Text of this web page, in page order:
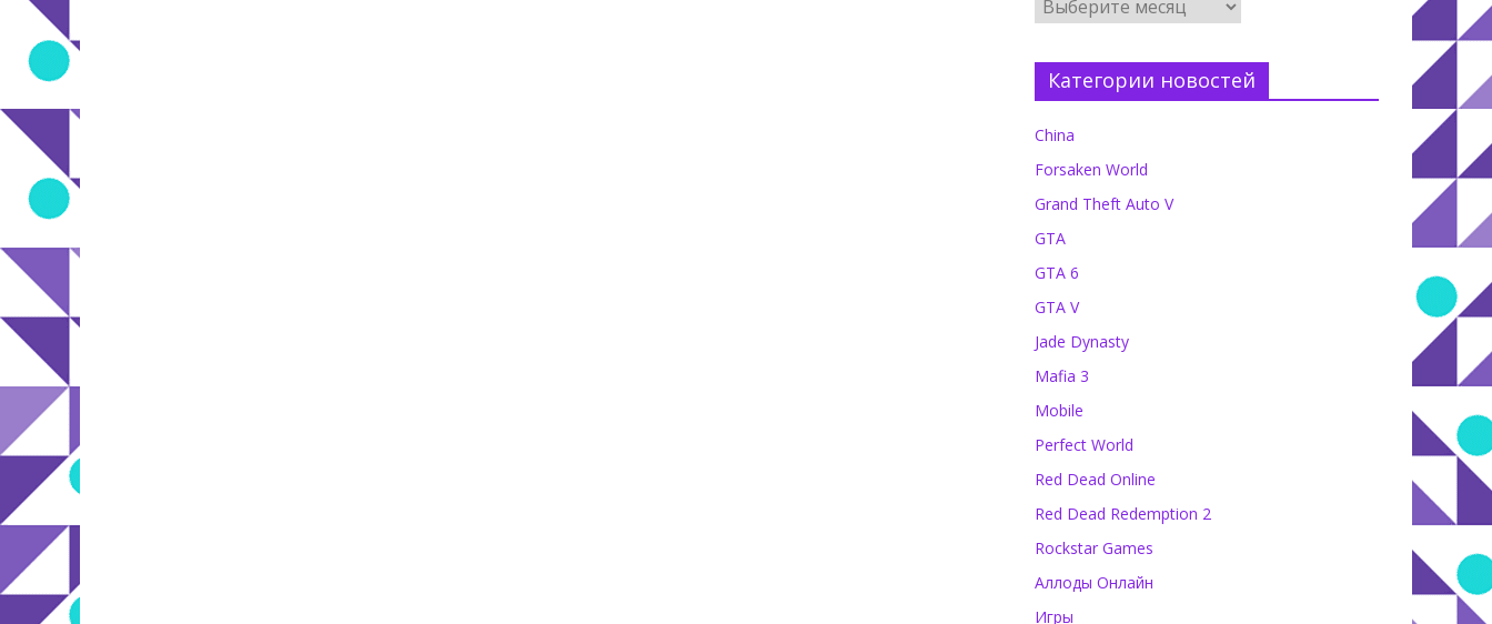
Категории новостей
China
Forsaken World
Grand Theft Auto V
GTA
GTA 6
GTA V
Jade Dynasty
Mafia 3
Mobile
Perfect World
Red Dead Online
Red Dead Redemption 2
Rockstar Games
Аллоды Онлайн
Игры